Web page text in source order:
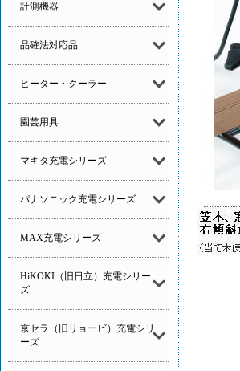
計測機器
品確法対応品
ヒーター・クーラー
園芸用具
マキタ充電シリーズ
パナソニック充電シリーズ
MAX充電シリーズ
HiKOKI（旧日立）充電シリー
ズ
京セラ（旧リョービ）充電シリ
ーズ